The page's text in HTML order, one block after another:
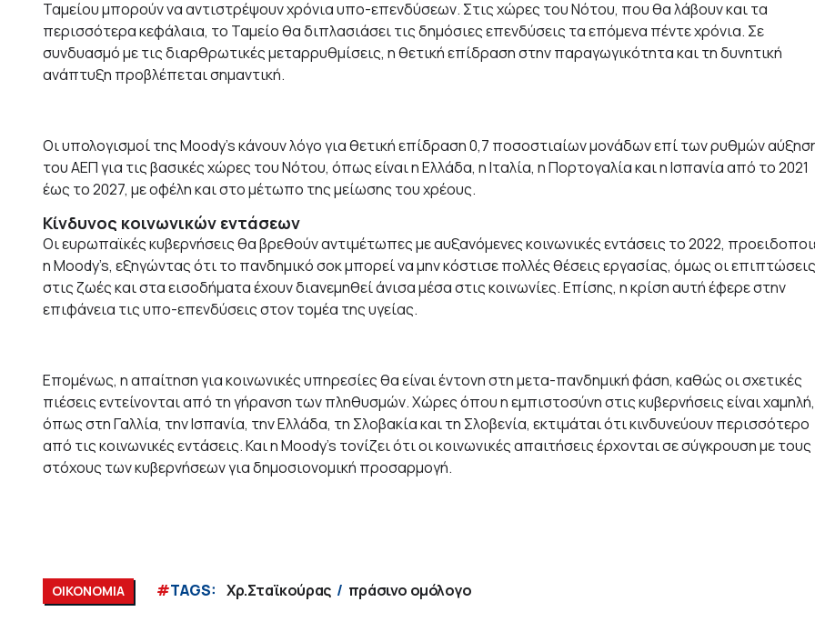
Ταμείου μπορούν να αντιστρέψουν χρόνια υπο-επενδύσεων. Στις χώρες του Νότου, που θα λάβουν και τα
περισσότερα κεφάλαια, το Ταμείο θα διπλασιάσει τις δημόσιες επενδύσεις τα επόμενα πέντε χρόνια. Σε
συνδυασμό με τις διαρθρωτικές μεταρρυθμίσεις, η θετική επίδραση στην παραγωγικότητα και τη δυνητική
ανάπτυξη προβλέπεται σημαντική.
Οι υπολογισμοί της Moody’s κάνουν λόγο για θετική επίδραση 0,7 ποσοστιαίων μονάδων επί των ρυθμών
του ΑΕΠ για τις βασικές χώρες του Νότου, όπως είναι η Ελλάδα, η Ιταλία, η Πορτογαλία και η Ισπανία από το 2021
έως το 2027, με οφέλη και στο μέτωπο της μείωσης του χρέους.
Κίνδυνος κοινωνικών εντάσεων
Οι ευρωπαϊκές κυβερνήσεις θα βρεθούν αντιμέτωπες με αυξανόμενες κοινωνικές εντάσεις το 2022,
η Moody’s, εξηγώντας ότι το πανδημικό σοκ μπορεί να μην κόστισε πολλές θέσεις εργασίας, όμως οι επιπτώσεις
στις ζωές και στα εισοδήματα έχουν διανεμηθεί άνισα μέσα στις κοινωνίες. Επίσης, η κρίση αυτή έφερε στην
επιφάνεια τις υπο-επενδύσεις στον τομέα της υγείας.
Επομένως, η απαίτηση για κοινωνικές υπηρεσίες θα είναι έντονη στη μετα-πανδημική φάση, καθώς οι σχετικές
πιέσεις εντείνονται από τη γήρανση των πληθυσμών. Χώρες όπου η εμπιστοσύνη στις κυβερνήσεις είναι χαμηλή,
όπως στη Γαλλία, την Ισπανία, την Ελλάδα, τη Σλοβακία και τη Σλοβενία, εκτιμάται ότι κινδυνεύουν περισσότερο
από τις κοινωνικές εντάσεις. Και η Moody’s τονίζει ότι οι κοινωνικές απαιτήσεις έρχονται σε σύγκρουση με τους
στόχους των κυβερνήσεων για δημοσιονομική προσαρμογή.
ΟΙΚΟΝΟΜΙΑ #TAGS: Χρ.Σταϊκούρας πράσινο ομόλογο